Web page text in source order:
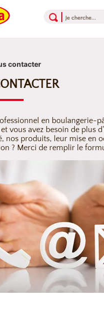
contacter
en boulangerie-
vous avez besoin de plus
nos produits, leur mise en
? Merci de remplir le